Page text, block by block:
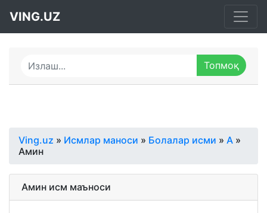
VING.UZ
Ving.uz » Исмлар маноси » Болалар исми » А »
Амин
Амин исм маъноси